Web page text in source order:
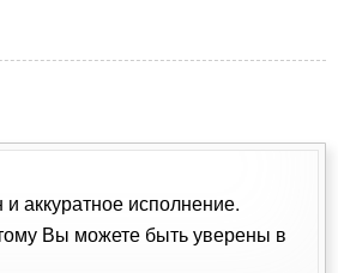
аккуратное исполнение.
Вы можете быть уверены в